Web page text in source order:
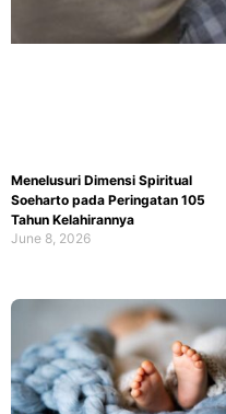
Menelusuri Dimensi Spiritual
Soeharto pada Peringatan 105
Tahun Kelahirannya
June 8, 2026